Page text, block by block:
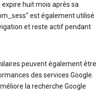
huit mois après sa
est également utilisé
et reste actif pendant
peuvent également être
des services Google.
la recherche Google